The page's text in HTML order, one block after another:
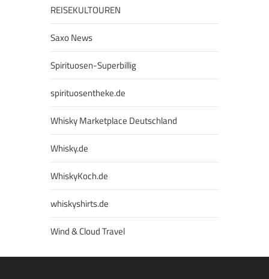
REISEKULTOUREN
Saxo News
Spirituosen-Superbillig
spirituosentheke.de
Whisky Marketplace Deutschland
Whisky.de
WhiskyKoch.de
whiskyshirts.de
Wind & Cloud Travel